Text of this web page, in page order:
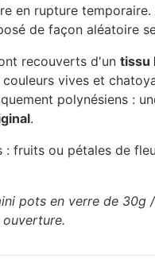
en rupture
de façon aléatoire
recouverts d'un tissu
couleurs vives et
polynésiens :
.
: fruits ou pétales de
pots en verre de 30g